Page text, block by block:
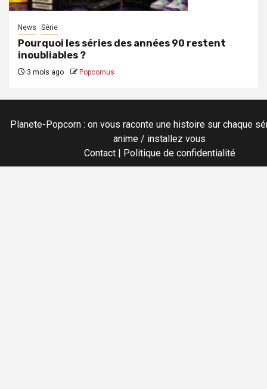
News Série
Pourquoi les séries des années 90 restent
inoubliables ?
3 mois ago Popcornus
Planete-Popcorn : on vous raconte une histoire sur chaque
anime / installez vous
Contact| Politique de confidentialité